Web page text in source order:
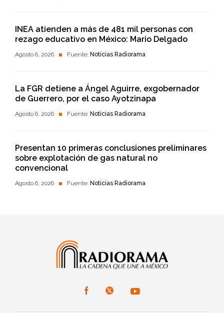
INEA atienden a más de 481 mil personas con
rezago educativo en México: Mario Delgado
Agosto 6, 2026 Fuente: Noticias Radiorama
La FGR detiene a Ángel Aguirre, exgobernador
de Guerrero, por el caso Ayotzinapa
Agosto 6, 2026 Fuente: Noticias Radiorama
Presentan 10 primeras conclusiones preliminares
sobre explotación de gas natural no
convencional
Agosto 6, 2026 Fuente: Noticias Radiorama